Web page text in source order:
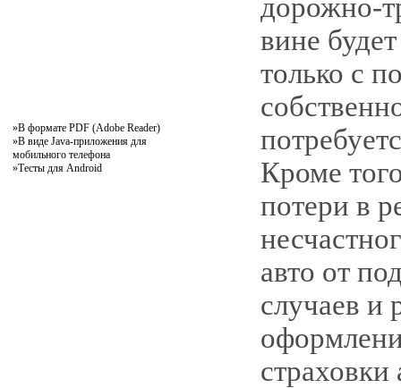
»В формате PDF (Adobe Reader)
»В виде Java-приложения для
мобильного телефона
»Тесты для Android
дорожно-
вине
только с
Кроме
потери в
авто от
случаев и
страховки